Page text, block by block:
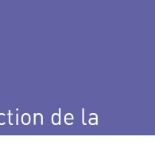
de la